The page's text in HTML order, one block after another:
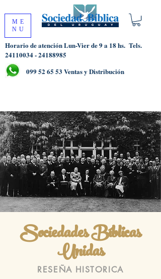
ME
NU
Horario de atención Lun-Vier de 9 a 18 hs. Tels.
24110034 - 24188985
099 52 65 53 Ventas y Distribución
Sociedades Bíblicas
Unidas
RESEÑA HISTORICA